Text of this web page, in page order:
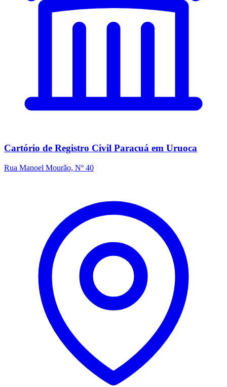
Cartório de Registro Civil Paracuá em Uruoca
Rua Manoel Mourão, Nº 40